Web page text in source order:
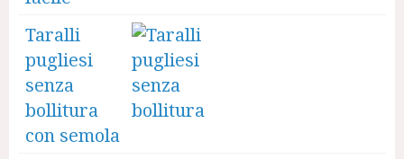
Taralli
pugliesi
senza
bollitura
con semola